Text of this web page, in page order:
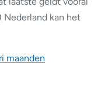
Nederland kan het
maanden